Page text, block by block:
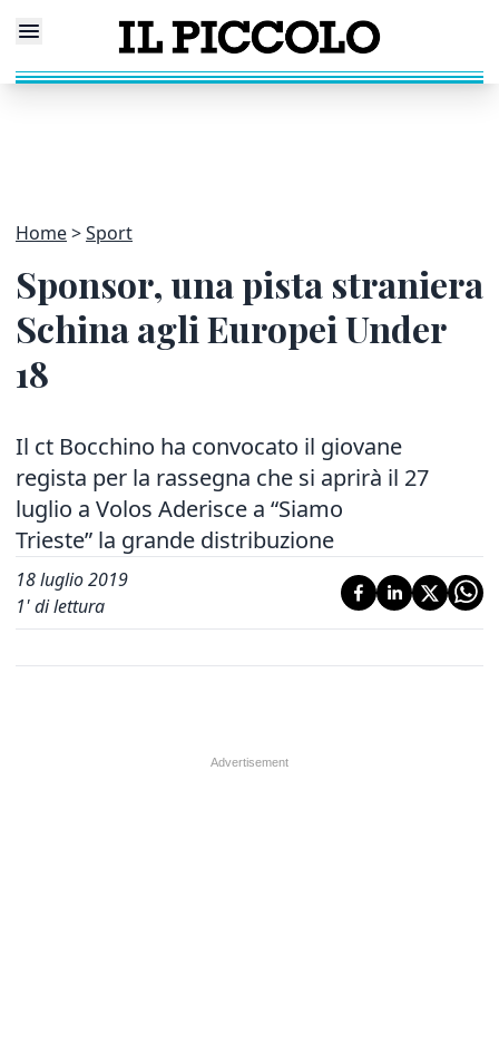
Home Sport
Sponsor, una pista straniera
Schina agli Europei Under
18
Il ct Bocchino ha convocato il giovane
regista per la rassegna che si aprirà il 27
luglio a Volos Aderisce a “Siamo
Trieste” la grande distribuzione
18 luglio 2019
1' di lettura